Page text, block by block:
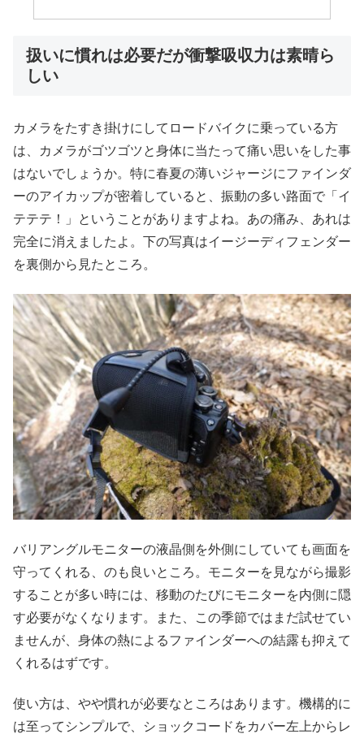
扱いに慣れは必要だが衝撃吸収力は素晴ら
しい
カメラをたすき掛けにしてロードバイクに乗っている方
は、カメラがゴツゴツと身体に当たって痛い思いをした事
はないでしょうか。特に春夏の薄いジャージにファインダ
ーのアイカップが密着していると、振動の多い路面で「イ
テテテ！」ということがありますよね。あの痛み、あれは
完全に消えましたよ。下の写真はイージーディフェンダー
を裏側から見たところ。
バリアングルモニターの液晶側を外側にしていても画面を
守ってくれる、のも良いところ。モニターを見ながら撮影
することが多い時には、移動のたびにモニターを内側に隠
す必要がなくなります。また、この季節ではまだ試せてい
ませんが、身体の熱によるファインダーへの結露も抑えて
くれるはずです。
使い方は、やや慣れが必要なところはあります。機構的に
は至ってシンプルで、ショックコードをカバー左上からレ